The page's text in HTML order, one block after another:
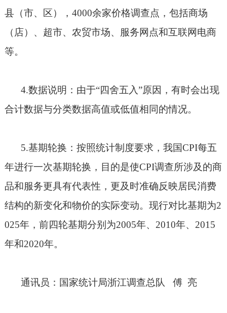
县（市、区）， 4000余家价格调查点，包括商场
（店）、超市、农贸市场、服务网点和互联网电商
等。
4.数据说明：由于“四舍五入”原因，有时会出现
合计数据与分类数据高值或低值相同的情况。
5.基期轮换：按照统计制度要求，我国CPI每五
年进行一次基期轮换，目的是使CPI调查所涉及的商
品和服务更具有代表性，更及时准确反映居民消费
结构的新变化和物价的实际变动。现行对比基期为2
025年，前四轮基期分别为2005年、 2010年、 2015
年和2020年。
通讯员：国家统计局浙江调查总队 傅 亮